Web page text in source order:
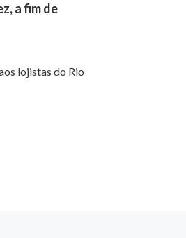
a fim de
lojistas do Rio